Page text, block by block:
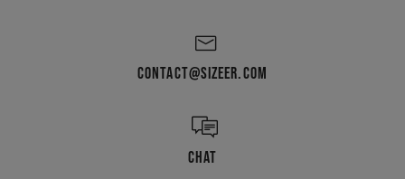
CONTACT@SIZEER.COM
CHAT